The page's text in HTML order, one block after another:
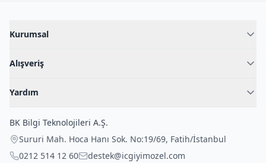
Kurumsal
Blog
İç Giyim Rehberi
Alışveriş
Fantazi İç Giyim
Çocuk İç Giyim
Outlet Fırsatları
Yardım
İade Politikası
BK Bilgi Teknolojileri A.Ş.
Sururi Mah. Hoca Hanı Sok. No:19/69, Fatih/İstanbul
0212 514 12 60
destek@icgiyimozel.com